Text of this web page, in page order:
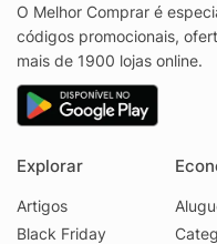
O Melhor Comprar é
códigos promocionais,
mais de 1900 lojas online.
Explorar
Artigos
Black Friday